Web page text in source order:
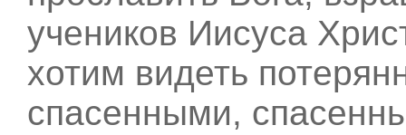
учеников Иисуса
хотим видеть
спасенными,